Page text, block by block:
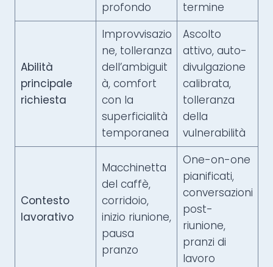
profondo termine
Abilità
principale
richiesta
Improvvisazio
ne, tolleranza
dell’ambiguit
à, comfort
con la
superficialità
temporanea
Ascolto
attivo, auto-
divulgazione
calibrata,
tolleranza
della
vulnerabilità
Contesto
lavorativo
Macchinetta
del caffè,
corridoio,
inizio riunione,
pausa
pranzo
One-on-one
pianificati,
conversazioni
post-
riunione,
pranzi di
lavoro